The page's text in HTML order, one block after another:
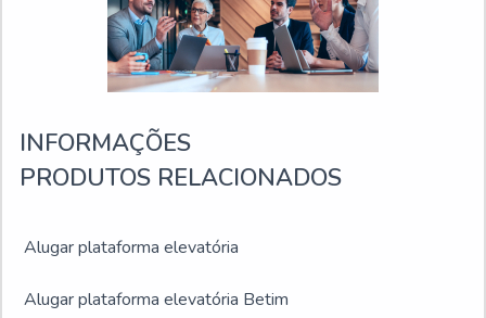
INFORMAÇÕES
PRODUTOS RELACIONADOS
Alugar plataforma elevatória
Alugar plataforma elevatória Betim